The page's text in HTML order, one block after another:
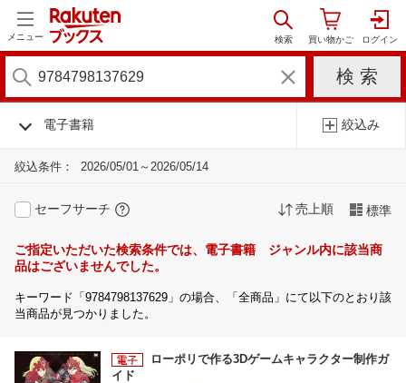
メニュー
電子書籍 絞込み
絞込条件： 2026/05/01～2026/05/14
セーフサーチ 売上順 標準
ご指定いただいた検索条件では、電子書籍 ジャンル内に該当商
品はございませんでした。
キーワード「9784798137629」の場合、「全商品」にて以下のとおり該
当商品が見つかりました。
ローポリで作る3Dゲームキャラクター制作ガ
イド